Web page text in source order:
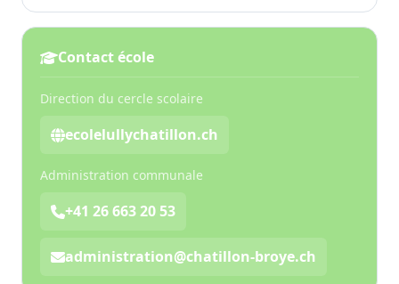
Contact école
Direction du cercle scolaire
ecolelullychatillon.ch
Administration communale
+41 26 663 20 53
administration@chatillon-broye.ch